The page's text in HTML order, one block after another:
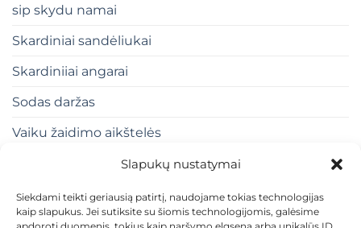
Slapukų nustatymai
Siekdami teikti geriausią patirtį, naudojame tokias technologijas
kaip slapukus. Jei sutiksite su šiomis technologijomis, galėsime
sip skydu namai
Skardiniai sandėliukai
Skardiniiai angarai
Sodas daržas
Vaiku žaidimo aikštelės